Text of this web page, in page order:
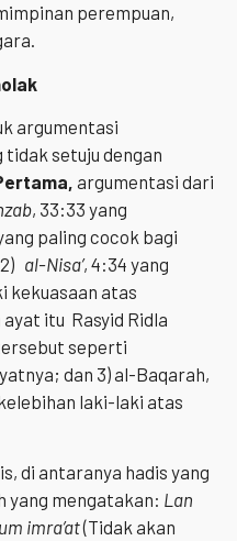
perempuan,
argumentasi
tidak setuju dengan
argumentasi dari
, 33:33 yang
paling cocok bagi
al-Nisa’, 4:34 yang
kekuasaan atas
itu Rasyid Ridla
seperti
dan 3) al-Baqarah,
laki-laki atas
di antaranya hadis yang
yang mengatakan: Lan
imra’at(Tidak akan